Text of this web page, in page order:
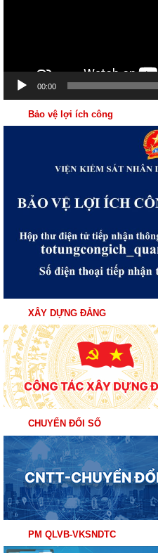
00:00
Bảo vệ lợi ích công
XÂY DỰNG ĐẢNG
CHUYỂN ĐỔI SỐ
PM QLVB-VKSNDTC